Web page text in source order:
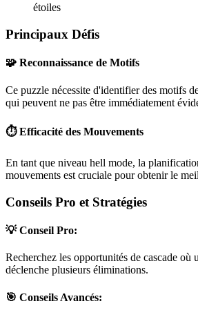
étoiles
Principaux Défis
🧩 Reconnaissance de Motifs
Ce puzzle nécessite d'identifier des motifs
qui peuvent ne pas être immédiatement
⏱️ Efficacité des Mouvements
En tant que niveau hell mode, la
mouvements est cruciale pour obtenir le
Conseils Pro et Stratégies
💡 Conseil Pro:
Recherchez les opportunités de cascade où
déclenche plusieurs éliminations.
🎯 Conseils Avancés: